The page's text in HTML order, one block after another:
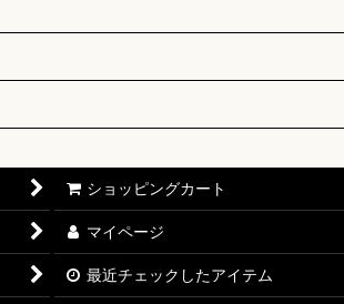
ショッピングカート
マイページ
最近チェックしたアイテム